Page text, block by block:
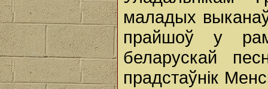
маладых
прайшоў у
беларускай
прадстаўнік